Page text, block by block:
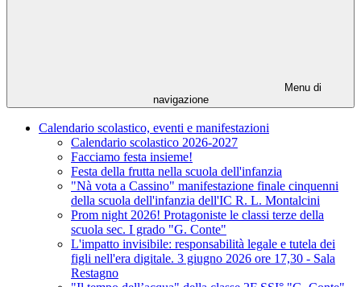
Menu di
navigazione
Calendario scolastico, eventi e manifestazioni
Calendario scolastico 2026-2027
Facciamo festa insieme!
Festa della frutta nella scuola dell'infanzia
"Nà vota a Cassino" manifestazione finale cinquenni
della scuola dell'infanzia dell'IC R. L. Montalcini
Prom night 2026! Protagoniste le classi terze della
scuola sec. I grado "G. Conte"
L'impatto invisibile: responsabilità legale e tutela dei
figli nell'era digitale. 3 giugno 2026 ore 17,30 - Sala
Restagno